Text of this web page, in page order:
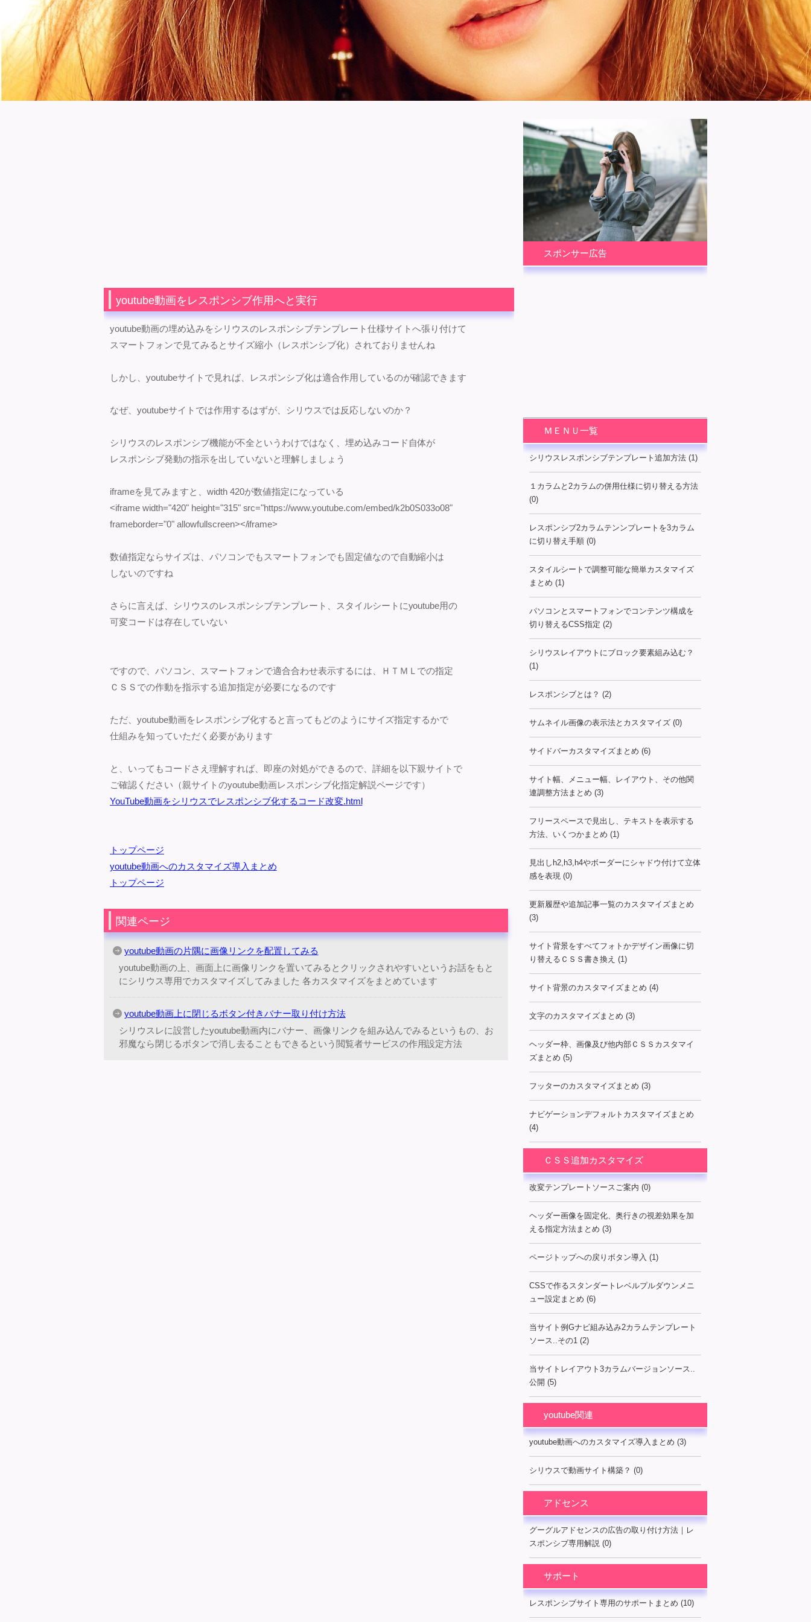
youtube動画をレスポンシブ作用へと実行
youtube動画の埋め込みをシリウスのレスポンシブテンプレート仕様サイトへ張り付けて
スマートフォンで見てみるとサイズ縮小（レスポンシブ化）されておりませんね
しかし、youtubeサイトで見れば、レスポンシブ化は適合作用しているのが確認できます
なぜ、youtubeサイトでは作用するはずが、シリウスでは反応しないのか？
シリウスのレスポンシブ機能が不全というわけではなく、埋め込みコード自体が
レスポンシブ発動の指示を出していないと理解しましょう
iframeを見てみますと、width 420が数値指定になっている
<iframe width="420" height="315" src="https://www.youtube.com/embed/k2b0S033o08"
frameborder="0" allowfullscreen></iframe>
数値指定ならサイズは、パソコンでもスマートフォンでも固定値なので自動縮小は
しないのですね
さらに言えば、シリウスのレスポンシブテンプレート、スタイルシートにyoutube用の
可変コードは存在していない
ですので、パソコン、スマートフォンで適合合わせ表示するには、ＨＴＭＬでの指定
ＣＳＳでの作動を指示する追加指定が必要になるのです
ただ、youtube動画をレスポンシブ化すると言ってもどのようにサイズ指定するかで
仕組みを知っていただく必要があります
と、いってもコードさえ理解すれば、即座の対処ができるので、詳細を以下親サイトで
ご確認ください（親サイトのyoutube動画レスポンシブ化指定解説ページです）
YouTube動画をシリウスでレスポンシブ化するコード改変.html
トップページ
youtube動画へのカスタマイズ導入まとめ
トップページ
関連ページ
youtube動画の片隅に画像リンクを配置してみる
youtube動画の上、画面上に画像リンクを置いてみるとクリックされやすいというお話をもと
にシリウス専用でカスタマイズしてみました 各カスタマイズをまとめています
youtube動画上に閉じるボタン付きバナー取り付け方法
シリウスレに設営したyoutube動画内にバナー、画像リンクを組み込んでみるというもの、お
邪魔なら閉じるボタンで消し去ることもできるという閲覧者サービスの作用設定方法
スポンサー広告
ＭＥＮＵ一覧
シリウスレスポンシブテンプレート追加方法 (1)
１カラムと2カラムの併用仕様に切り替える方法
(0)
レスポンシブ2カラムテンンプレートを3カラム
に切り替え手順 (0)
スタイルシートで調整可能な簡単カスタマイズ
まとめ (1)
パソコンとスマートフォンでコンテンツ構成を
切り替えるCSS指定 (2)
シリウスレイアウトにブロック要素組み込む？
(1)
レスポンシブとは？ (2)
サムネイル画像の表示法とカスタマイズ (0)
サイドバーカスタマイズまとめ (6)
サイト幅、メニュー幅、レイアウト、その他関
連調整方法まとめ (3)
フリースペースで見出し、テキストを表示する
方法、いくつかまとめ (1)
見出しh2,h3,h4やボーダーにシャドウ付けて立体
感を表現 (0)
更新履歴や追加記事一覧のカスタマイズまとめ
(3)
サイト背景をすべてフォトかデザイン画像に切
り替えるＣＳＳ書き換え (1)
サイト背景のカスタマイズまとめ (4)
文字のカスタマイズまとめ (3)
ヘッダー枠、画像及び他内部ＣＳＳカスタマイ
ズまとめ (5)
フッターのカスタマイズまとめ (3)
ナビゲーションデフォルトカスタマイズまとめ
(4)
ＣＳＳ追加カスタマイズ
改変テンプレートソースご案内 (0)
ヘッダー画像を固定化、奥行きの視差効果を加
える指定方法まとめ (3)
ページトップへの戻りボタン導入 (1)
CSSで作るスタンダートレベルプルダウンメニ
ュー設定まとめ (6)
当サイト例Gナビ組み込み2カラムテンプレート
ソース..その1 (2)
当サイトレイアウト3カラムバージョンソース..
公開 (5)
youtube関連
youtube動画へのカスタマイズ導入まとめ (3)
シリウスで動画サイト構築？ (0)
アドセンス
グーグルアドセンスの広告の取り付け方法｜レ
スポンシブ専用解説 (0)
サポート
レスポンシブサイト専用のサポートまとめ (10)